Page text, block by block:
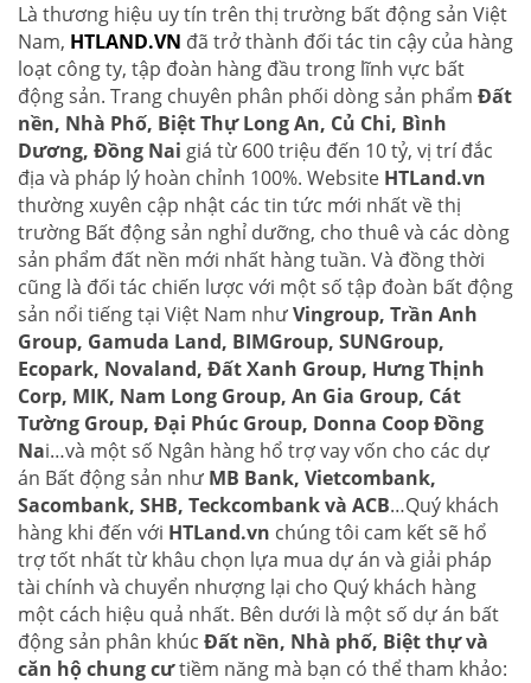
Là thương hiệu uy tín trên thị trường bất động sản Việt
Nam, HTLAND.VN đã trở thành đối tác tin cậy của hàng
loạt công ty, tập đoàn hàng đầu trong lĩnh vực bất
động sản. Trang chuyên phân phối dòng sản phẩm Đất
nền, Nhà Phố, Biệt Thự Long An, Củ Chi, Bình
Dương, Đồng Nai giá từ 600 triệu đến 10 tỷ, vị trí đắc
địa và pháp lý hoàn chỉnh 100%. Website HTLand.vn
thường xuyên cập nhật các tin tức mới nhất về thị
trường Bất động sản nghỉ dưỡng, cho thuê và các dòng
sản phẩm đất nền mới nhất hàng tuần. Và đồng thời
cũng là đối tác chiến lược với một số tập đoàn bất động
sản nổi tiếng tại Việt Nam nhưVingroup, Trần Anh
Group, Gamuda Land, BIMGroup, SUNGroup,
Ecopark, Novaland, Đất Xanh Group, Hưng Thịnh
Corp, MIK, Nam Long Group, An Gia Group, Cát
Tường Group, Đại Phúc Group, Donna Coop Đồng
Nai…và một số Ngân hàng hổ trợ vay vốn cho các dự
án Bất động sản như MB Bank, Vietcombank,
Sacombank, SHB, Teckcombank và ACB…Quý khách
hàng khi đến với HTLand.vn chúng tôi cam kết sẽ hổ
trợ tốt nhất từ khâu chọn lựa mua dự án và giải pháp
tài chính và chuyển nhượng lại cho Quý khách hàng
một cách hiệu quả nhất. Bên dưới là một số dự án bất
động sản phân khúc Đất nền, Nhà phố, Biệt thự và
căn hộ chung cưtiềm năng mà bạn có thể tham khảo: